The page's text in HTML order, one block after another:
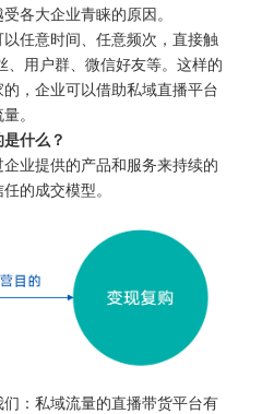
各大企业青睐的原因。
任意时间、任意频次，直接触
用户群、微信好友等。这样的
，企业可以借助私域直播平台
。
什么？
企业提供的产品和服务来持续的
的成交模型。
：私域流量的直播带货平台有